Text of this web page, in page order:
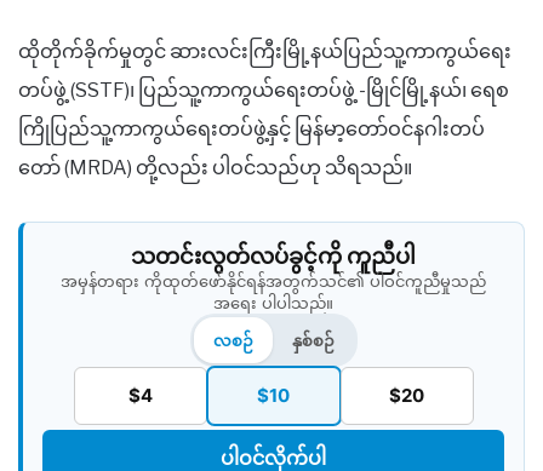
ထိုတိုက်ခိုက်မှုတွင် ဆားလင်းကြီးမြို့နယ်ပြည်သူ့ကာကွယ်ရေး
တပ်ဖွဲ့ (SSTF)၊ ပြည်သူ့ကာကွယ်ရေးတပ်ဖွဲ့ -မြိုင်မြို့နယ်၊ ရေစ
ကြိုပြည်သူ့ကာကွယ်ရေးတပ်ဖွဲ့နှင့် မြန်မာ့တော်ဝင်နဂါးတပ်
တော် (MRDA) တို့လည်း ပါဝင်သည်ဟု သိရသည်။
သတင်းလွတ်လပ်ခွင့်ကို ကူညီပါ
အမှန်တရား ကိုထုတ်ဖော်နိုင်ရန်အတွက်သင်၏ ပါဝင်ကူညီမှုသည်
အရေး ပါပါသည်။
လစဉ်
နှစ်စဉ်
$4 $10 $20
ပါဝင်လိုက်ပါ